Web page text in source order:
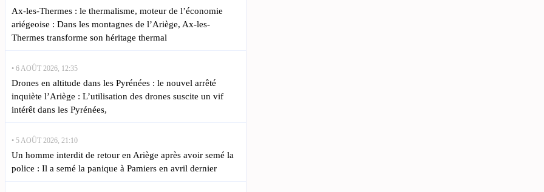
Ax-les-Thermes : le thermalisme, moteur de l’économie
ariégeoise : Dans les montagnes de l’Ariège, Ax-les-
Thermes transforme son héritage thermal
• 6 AOÛT 2026, 12:35
Drones en altitude dans les Pyrénées : le nouvel arrêté
inquiète l’Ariège : L’utilisation des drones suscite un vif
intérêt dans les Pyrénées,
• 5 AOÛT 2026, 21:10
Un homme interdit de retour en Ariège après avoir semé la
police : Il a semé la panique à Pamiers en avril dernier